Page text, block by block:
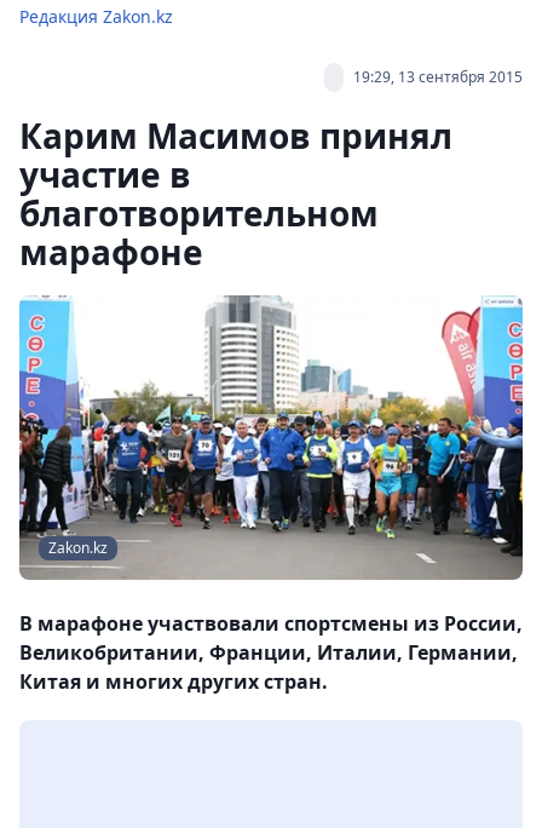
Редакция Zakon.kz
19:29, 13 сентября 2015
Карим Масимов принял
участие в
благотворительном
марафоне
Zakon.kz
В марафоне участвовали спортсмены из России,
Великобритании, Франции, Италии, Германии,
Китая и многих других стран.